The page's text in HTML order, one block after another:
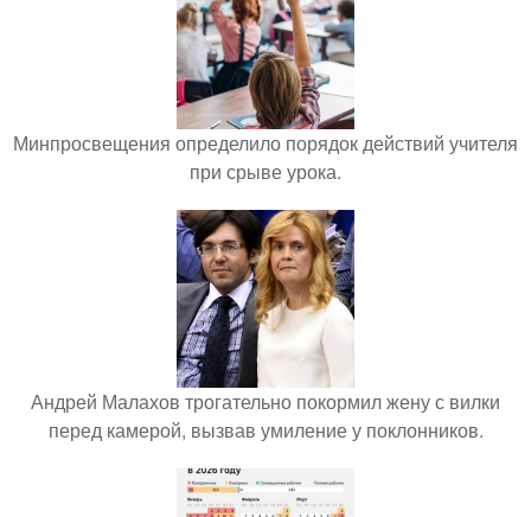
Минпросвещения определило порядок действий учителя
при срыве урока.
Андрей Малахов трогательно покормил жену с вилки
перед камерой, вызвав умиление у поклонников.